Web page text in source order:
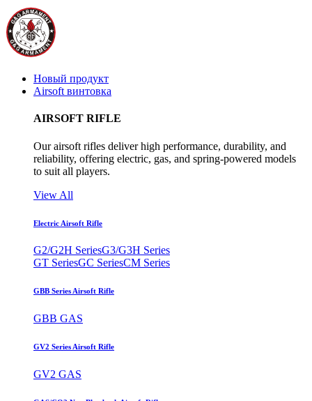
Новый продукт
Airsoft винтовка
AIRSOFT RIFLE
Our airsoft rifles deliver high performance, durability, and
reliability, offering electric, gas, and spring-powered models
to suit all players.
View All
Electric Airsoft Rifle
G2/G2H SeriesG3/G3H Series
GT SeriesGC SeriesCM Series
GBB Series Airsoft Rifle
GBB GAS
GV2 Series Airsoft Rifle
GV2 GAS